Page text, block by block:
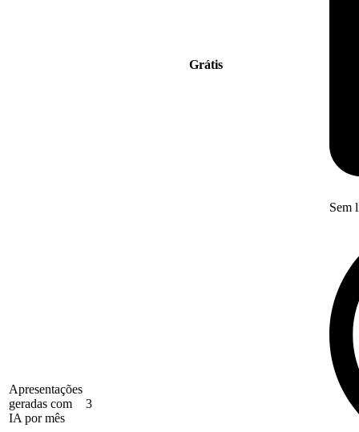
Grátis
Apresentações
geradas com
IA por mês
3
Sem